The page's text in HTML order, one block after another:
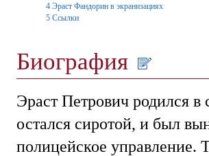
4 Эраст Фандорин в экранизациях
5 Ссылки
Биография
Эраст Петрович родился
остался сиротой, и был
полицейское управление.